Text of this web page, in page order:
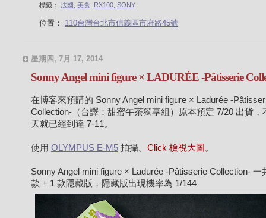
標籤： 法國 美食 RX100 SONY
位置： 110台灣台北市信義區市府路45號
星期四, 7月 17, 2014
Sonny Angel mini figure × LADURÉE -Pâtisserie
在博客來預購的 Sonny Angel mini figure × Ladurée -
Collection-（台譯：甜蜜午茶獨享組）原本預定 7/20 出貨，
天就已經到達 7-11。
使用 OLYMPUS E-M5 拍攝。 Click 檢視大圖。
Sonny Angel mini figure × Ladurée -Pâtisserie Collection- 一
款 + 1 款隱藏版，隱藏版出現機率為 1/144